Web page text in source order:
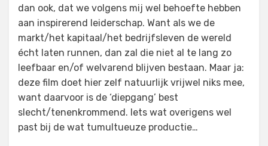
dan ook, dat we volgens mij wel behoefte hebben
aan inspirerend leiderschap. Want als we de
markt/het kapitaal/het bedrijfsleven de wereld
écht laten runnen, dan zal die niet al te lang zo
leefbaar en/of welvarend blijven bestaan. Maar ja:
deze film doet hier zelf natuurlijk vrijwel niks mee,
want daarvoor is de ‘diepgang’ best
slecht/tenenkrommend. Iets wat overigens wel
past bij de wat tumultueuze productie…